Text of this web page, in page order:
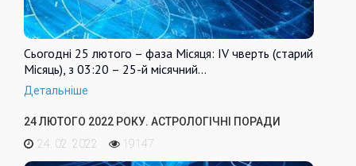
Сьогодні 25 лютого – фаза Місяця: IV чверть (старий
Місяць), з 03:20 – 25-й місячний…
Детальніше
24 ЛЮТОГО 2022 РОКУ. АСТРОЛОГІЧНІ ПОРАДИ
24. 02. 2022
19147